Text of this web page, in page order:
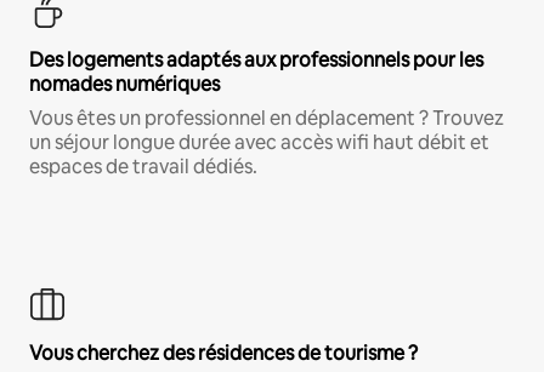
Des logements adaptés aux professionnels pour les
nomades numériques
Vous êtes un professionnel en déplacement ? Trouvez
un séjour longue durée avec accès wifi haut débit et
espaces de travail dédiés.
Vous cherchez des résidences de tourisme ?